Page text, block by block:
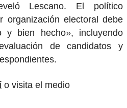
Lescano. El político
organización electoral debe
y bien hecho», incluyendo
de candidatos y
o visita el medio